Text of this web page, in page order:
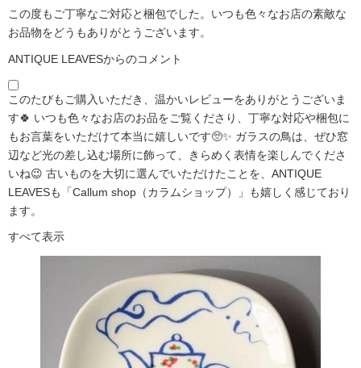
この度もご丁寧なご対応と梱包でした。いつも色々なお店の素敵な
お品物をどうもありがとうございます。
ANTIQUE LEAVESからのコメント
このたびもご購入いただき、温かいレビューをありがとうございま
す🍀 いつも色々なお店のお品をご覧くださり、丁寧な対応や梱包に
もお言葉をいただけて本当に嬉しいです🥺✨ ガラスの鳥は、ぜひ窓
辺など光の差し込む場所に飾って、きらめく表情を楽しんでくださ
いね😉 古いものを大切に選んでいただけたことを、ANTIQUE
LEAVESも「Callum shop（カラムショップ）」も嬉しく感じており
ます。
すべて表示